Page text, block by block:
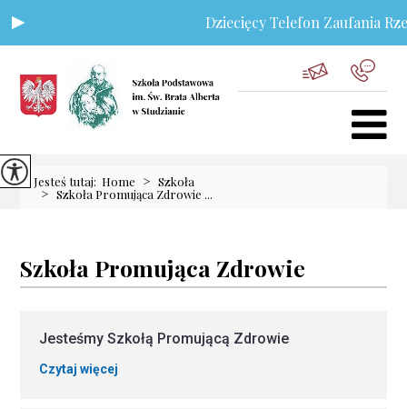
Dziecięcy Telefon Zaufania
Jesteś tutaj: Home > Szkoła
> Szkoła Promująca Zdrowie ...
Szkoła Promująca Zdrowie
Jesteśmy Szkołą Promującą Zdrowie
Czytaj więcej